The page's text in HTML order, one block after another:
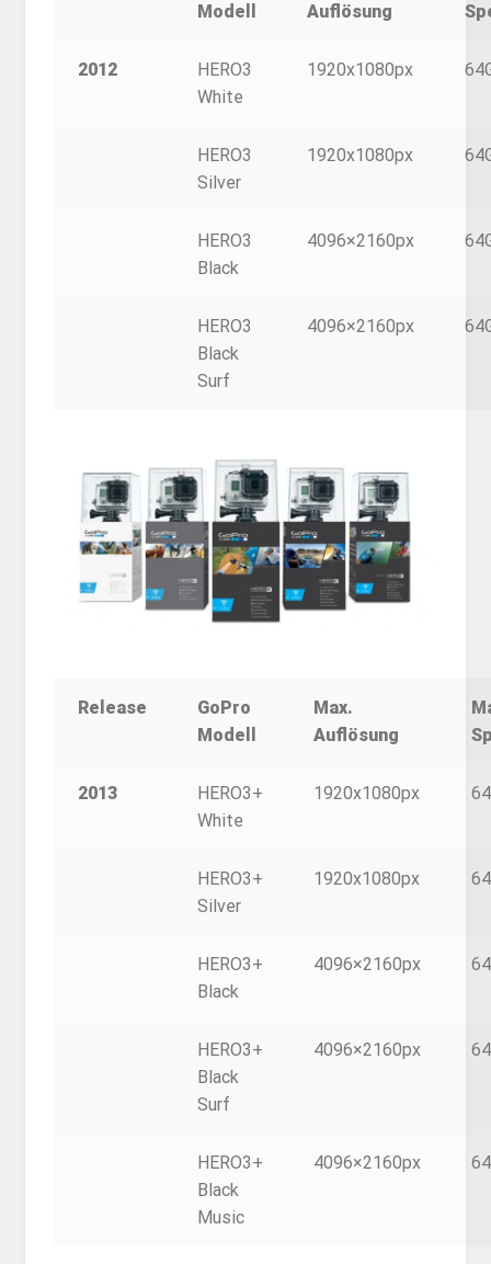
Modell
Auflösung
2012
HERO3
White
1920x1080px
HERO3
Silver
1920x1080px
HERO3
Black
4096×2160px
HERO3
Black
Surf
4096×2160px
Release
GoPro
Modell
Max.
Auflösung
2013
HERO3+
White
1920x1080px
HERO3+
Silver
1920x1080px
HERO3+
Black
4096×2160px
HERO3+
Black
Surf
4096×2160px
HERO3+
Black
Music
4096×2160px